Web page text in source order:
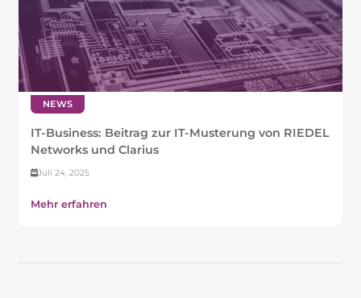
NEWS
IT-Business: Beitrag zur IT-Musterung von RIEDEL
Networks und Clarius
Juli 24, 2025
Mehr erfahren